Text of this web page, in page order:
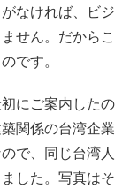
なければ、ビジ
せん。だからこ
です。
にご案内したの
関係の台湾企業
で、同じ台湾人
した。写真はそ